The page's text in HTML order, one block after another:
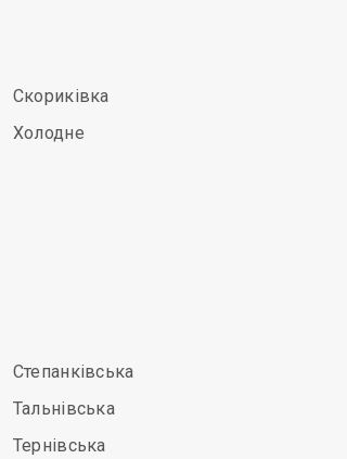
Скориківка
Холодне
Степанківська
Тальнівська
Тернівська